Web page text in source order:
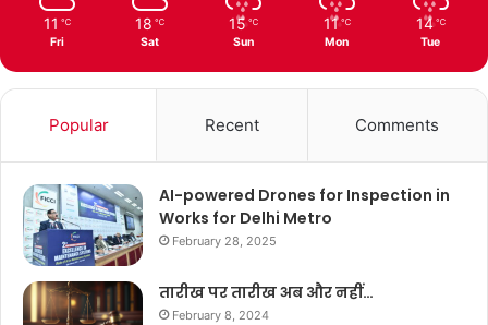
11 ℃
Fri
18 ℃
Sat
15 ℃
Sun
11 ℃
Mon
14 ℃
Tue
Popular Recent Comments
AI-powered Drones for Inspection in
Works for Delhi Metro
February 28, 2025
तारीख पर तारीख अब और नहीं…
February 8, 2024